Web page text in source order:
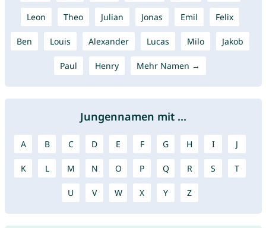
Leon Theo Julian Jonas Emil Felix
Ben Louis Alexander Lucas Milo Jakob
Paul Henry Mehr Namen →
Jungennamen mit ...
A B C D E F G H I J
K L M N O P Q R S T
U V W X Y Z